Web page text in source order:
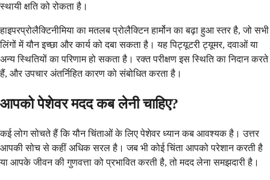
स्थायी क्षति को रोकता है।
हाइपरप्रोलैक्टिनीमिया का मतलब प्रोलैक्टिन हार्मोन का बढ़ा हुआ स्तर है, जो सभी
लिंगों में यौन इच्छा और कार्य को दबा सकता है। यह पिट्यूटरी ट्यूमर, दवाओं या
अन्य स्थितियों का परिणाम हो सकता है। रक्त परीक्षण इस स्थिति का निदान करते
हैं, और उपचार अंतर्निहित कारण को संबोधित करता है।
आपको पेशेवर मदद कब लेनी चाहिए?
कई लोग सोचते हैं कि यौन चिंताओं के लिए पेशेवर ध्यान कब आवश्यक है। उत्तर
आपकी सोच से कहीं अधिक सरल है। जब भी कोई चिंता आपको परेशान करती है
या आपके जीवन की गुणवत्ता को प्रभावित करती है, तो मदद लेना समझदारी है।